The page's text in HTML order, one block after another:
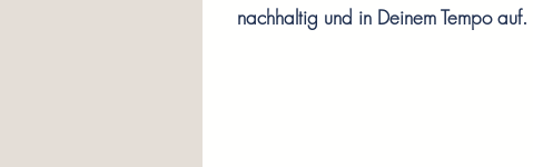
nachhaltig und in Deinem Tempo auf.